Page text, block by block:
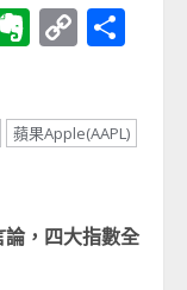
Evernote
Copy
蘋果Apple(AAPL)
論，四大指數全